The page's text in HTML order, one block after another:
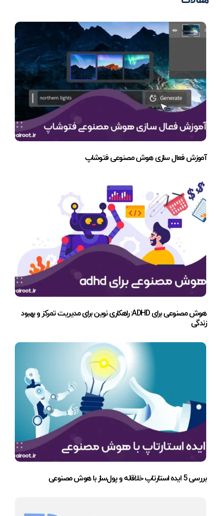
آموزش فعال سازی هوش مصنوعی فتوشاپ
هوش مصنوعی برای ADHD: راهکاری نوین برای مدیریت تمرکز و بهبود
زندگی
بررسی 5 ایده استارتاپ خلاقانه و پول‌ساز با هوش مصنوعی